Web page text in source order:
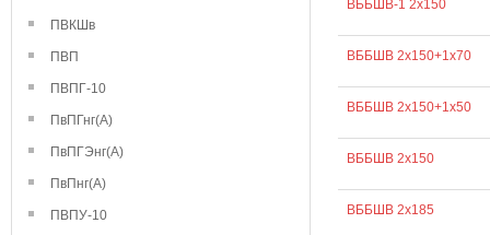
ПВКШв
ПВП
ПВПГ-10
ПвПГнг(А)
ПвПГЭнг(А)
ПвПнг(А)
ПВПУ-10
ВББШВ-1 2х150
ВББШВ 2х150+1х70
ВББШВ 2х150+1х50
ВББШВ 2х150
ВББШВ 2х185